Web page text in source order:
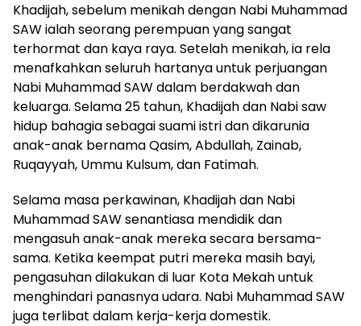
Khadijah, sebelum menikah dengan Nabi Muhammad
SAW ialah seorang perempuan yang sangat
terhormat dan kaya raya. Setelah menikah, ia rela
menafkahkan seluruh hartanya untuk perjuang­an
Nabi Muhammad SAW dalam berdakwah dan
keluarga. Selama 25 tahun, Khadijah dan Nabi saw
hidup bahagia sebagai suami istri dan dika­runia
anak-anak bernama Qasim, Abdullah, Zainab,
Ruqayyah, Ummu Kulsum, dan Fatimah.
Selama masa perkawinan, Khadijah dan Nabi
Muhammad SAW senantiasa mendidik dan
mengasuh anak-anak mereka secara bersama-
sama. Ketika keempat putri mereka masih bayi,
pengasuhan dilakukan di luar Kota Mekah untuk
menghindari panasnya udara. Nabi Muhammad SAW
juga terlibat dalam kerja-kerja domestik.